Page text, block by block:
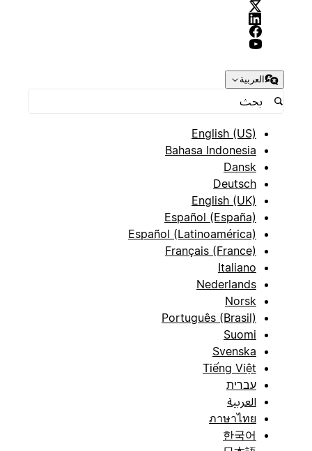
العربية
English (US)
Bahasa Indonesia
Dansk
Deutsch
English (UK)
Español (España)
Español (Latinoamérica)
Français (France)
Italiano
Nederlands
Norsk
Português (Brasil)
Suomi
Svenska
Tiếng Việt
עברית
العربية
ภาษาไทย
한국어